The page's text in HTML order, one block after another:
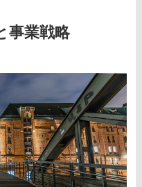
事業戦略